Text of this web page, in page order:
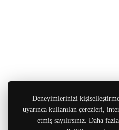
Deneyimlerinizi
uyarınca kullanılan çerezleri,
etmiş sayılırsınız. Daha